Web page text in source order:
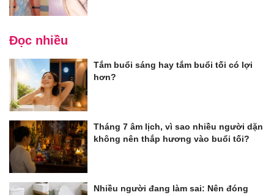
Đọc nhiều
Tắm buổi sáng hay tắm buổi tối có lợi
hơn?
Tháng 7 âm lịch, vì sao nhiều người dặn
không nên thắp hương vào buổi tối?
Nhiều người đang làm sai: Nên đóng